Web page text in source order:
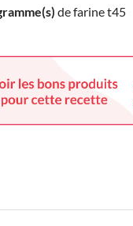
de farine t45